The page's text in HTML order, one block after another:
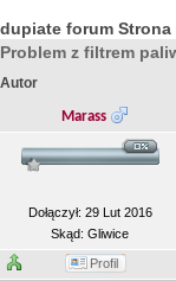
dupiate forum Strona
Problem z filtrem
Autor
Marass
Dołączył: 29 Lut 2016
Skąd: Gliwice
Profil